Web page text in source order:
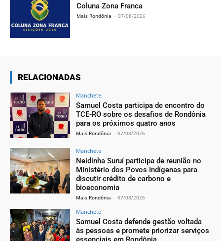
Coluna Zona Franca
Mais Rondônia - 07/08/2026
RELACIONADAS
Manchete
Samuel Costa participa de encontro do
TCE-RO sobre os desafios de Rondônia
para os próximos quatro anos
Mais Rondônia - 07/08/2026
Manchete
Neidinha Suruí participa de reunião no
Ministério dos Povos Indígenas para
discutir crédito de carbono e
bioeconomia
Mais Rondônia - 07/08/2026
Manchete
Samuel Costa defende gestão voltada
às pessoas e promete priorizar serviços